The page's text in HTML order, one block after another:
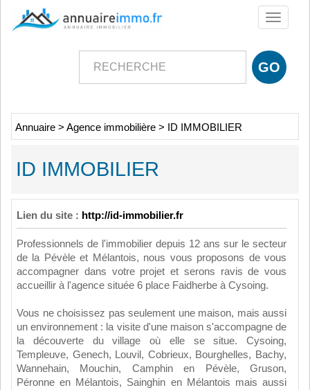
Toggle
Annuaire > Agence immobilière > ID IMMOBILIER
ID IMMOBILIER
Lien du site : http://id-immobilier.fr
Professionnels de l'immobilier depuis 12 ans sur le secteur
de la Pévèle et Mélantois, nous vous proposons de vous
accompagner dans votre projet et serons ravis de vous
accueillir à l'agence située 6 place Faidherbe à Cysoing.
Vous ne choisissez pas seulement une maison, mais aussi
un environnement : la visite d'une maison s'accompagne de
la découverte du village où elle se situe. Cysoing,
Templeuve, Genech, Louvil, Cobrieux, Bourghelles, Bachy,
Wannehain, Mouchin, Camphin en Pévèle, Gruson,
Péronne en Mélantois, Sainghin en Mélantois mais aussi